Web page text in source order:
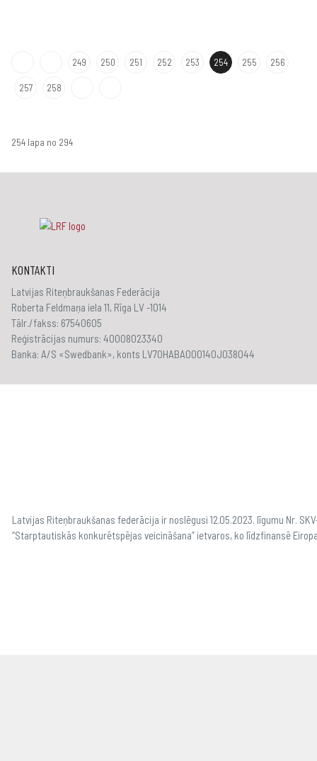
249 250 251 252 253 254 255 256
257 258
254 lapa no 294
KONTAKTI
Latvijas Riteņbraukšanas Federācija
Roberta Feldmaņa iela 11, Rīga LV -1014
Tālr./fakss: 67540605
Reģistrācijas numurs: 40008023340
Banka: A/S «Swedbank», konts LV70HABA000140J038044
Latvijas Riteņbraukšanas federācija ir noslēgusi 12.05.2023. līgumu Nr.
“Starptautiskās konkurētspējas veicināšana” ietvaros, ko līdzfinansē